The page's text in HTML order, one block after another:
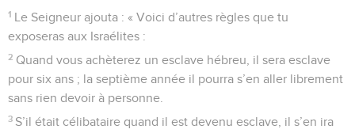
1 Le Seigneur ajouta : « Voici d’autres règles que tu
exposeras aux Israélites :
2 Quand vous achèterez un esclave hébreu, il sera esclave
pour six ans ; la septième année il pourra s’en aller librement
sans rien devoir à personne.
3 S’il était célibataire quand il est devenu esclave, il s’en ira